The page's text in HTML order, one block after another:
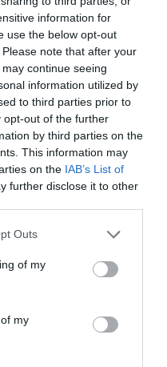
information for
use the below opt-out
note that after your
continue seeing
information utilized by
to third parties prior to
opt-out of the further
by third parties on the
This information may
on the IAB’s List of
further disclose it to other
one or more Google
You may click to
its third-party tags to
in below Google
Outs
of my
my
ΔΡΌΜΟΥΣ
Αθήνας